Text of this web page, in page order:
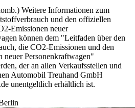
Weitere Informationen zum
und den offiziellen
Emissionen neuer
können dem "Leitfaden über den
die CO2-Emissionen und den
neuer Personenkraftwagen"
der an allen Verkaufsstellen und
Automobil Treuhand GmbH
unentgeltlich erhältlich ist.